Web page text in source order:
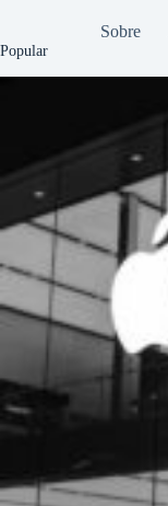
Sobre
Popular